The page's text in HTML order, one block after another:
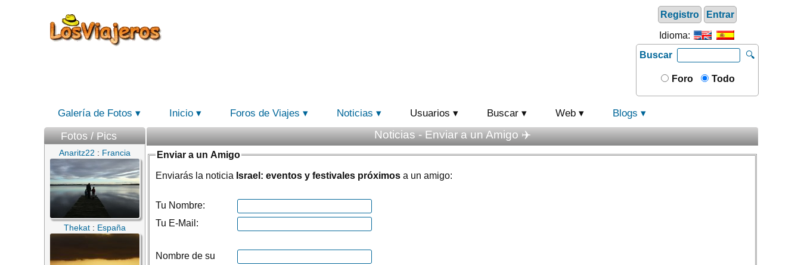
Registro Entrar
Idioma:
Buscar
🔍
Foro Todo
Galería de Fotos Inicio Foros de Viajes Noticias Usuarios Buscar Web Blogs
Fotos / Pics
Anaritz22 : Francia
Thekat : España
Noticias - Enviar a un Amigo ✈️
Enviar a un Amigo
Enviarás la noticia Israel: eventos y festivales próximos a un amigo:
Tu Nombre:
Tu E-Mail:
Nombre de su